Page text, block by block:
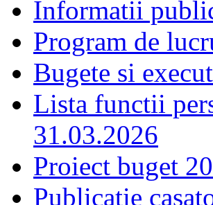
Informatii
Program de
Bugete si
Lista functii
31.03.2026
Proiect buget
Publicatie